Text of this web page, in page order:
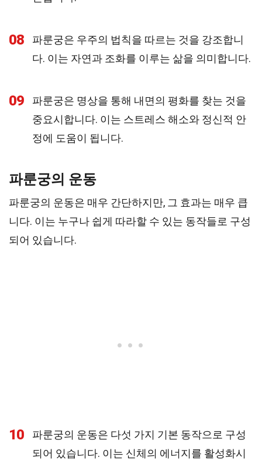
08
파룬궁은 우주의 법칙을 따르는 것을 강조합니
다. 이는 자연과 조화를 이루는 삶을 의미합니다.
09
파룬궁은 명상을 통해 내면의 평화를 찾는 것을
중요시합니다. 이는 스트레스 해소와 정신적 안
정에 도움이 됩니다.
파룬궁의 운동
파룬궁의 운동은 매우 간단하지만, 그 효과는 매우 큽
니다. 이는 누구나 쉽게 따라할 수 있는 동작들로 구성
되어 있습니다.
10
파룬궁의 운동은 다섯 가지 기본 동작으로 구성
되어 있습니다. 이는 신체의 에너지를 활성화시